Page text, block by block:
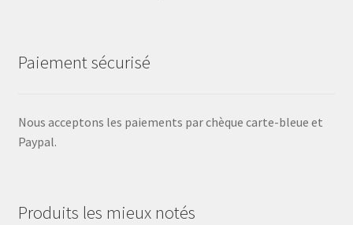
Paiement sécurisé
Nous acceptons les paiements par chèque carte-bleue et
Paypal.
Produits les mieux notés